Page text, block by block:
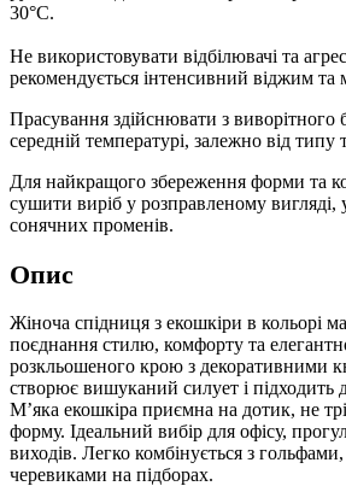
30°C.
Не використовувати відбілювачі та
рекомендується інтенсивний віджим
Прасування здійснювати з виворітного
середній температурі, залежно від типу
Для найкращого збереження форми та
сушити виріб у розправленому
сонячних променів.
Опис
Жіноча спідниця з екошкіри в кольорі
поєднання стилю, комфорту та
розкльошеного крою з декоративними
створює вишуканий силует і підходить
М’яка екошкіра приємна на дотик, не
форму. Ідеальний вибір для офісу,
виходів. Легко комбінується з
черевиками на підборах.